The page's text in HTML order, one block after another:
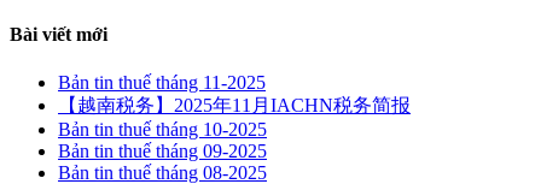
Bài viết mới
Bản tin thuế tháng 11-2025
【越南税务】2025年11月IACHN税务简报
Bản tin thuế tháng 10-2025
Bản tin thuế tháng 09-2025
Bản tin thuế tháng 08-2025